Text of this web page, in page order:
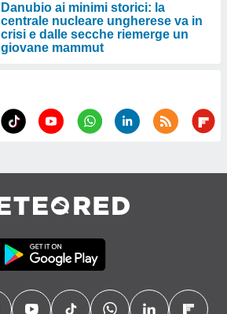
Danubio ai minimi storici: la
centrale nucleare ungherese va in
crisi e dalle secche riemerge un
giovane mammut